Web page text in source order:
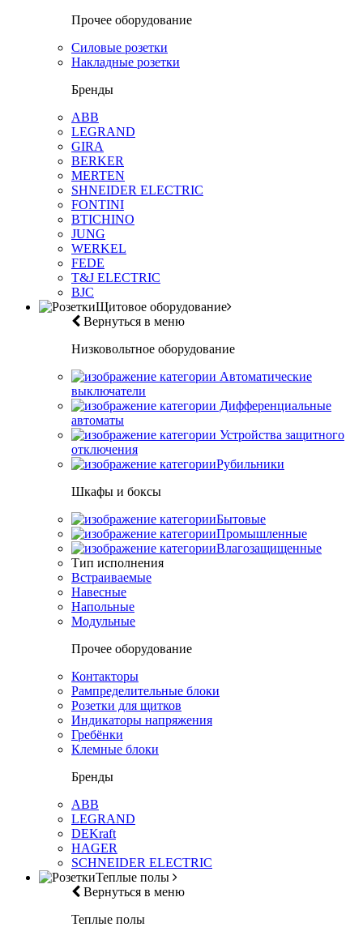
Прочее оборудование
Силовые розетки
Накладные розетки
Бренды
ABB
LEGRAND
GIRA
BERKER
MERTEN
SHNEIDER ELECTRIC
FONTINI
BTICHINO
JUNG
WERKEL
FEDE
T&J ELECTRIC
BJC
Щитовое оборудование
Вернуться в меню
Низковольтное оборудование
Автоматические
выключатели
Дифференциальные
автоматы
Устройства защитного
отключения
Рубильники
Шкафы и боксы
Бытовые
Промышленные
Влагозащищенные
Тип исполнения
Встраиваемые
Навесные
Напольные
Модульные
Прочее оборудование
Контакторы
Рампределительные блоки
Розетки для щитков
Индикаторы напряжения
Гребёнки
Клемные блоки
Бренды
ABB
LEGRAND
DEKraft
HAGER
SCHNEIDER ELECTRIC
Теплые полы
Вернуться в меню
Теплые полы